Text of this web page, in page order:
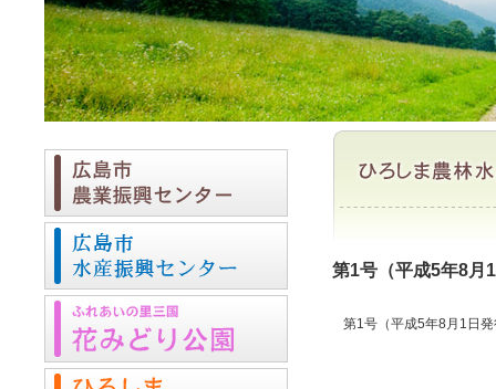
第1号（平成5年8月
第1号（平成5年8月1日